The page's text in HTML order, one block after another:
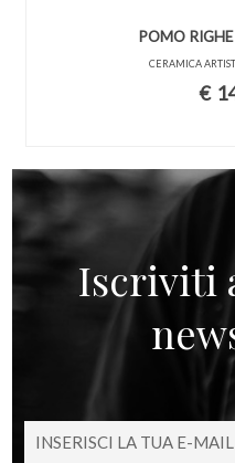
POMO
CERAMICA
€
Iscriviti